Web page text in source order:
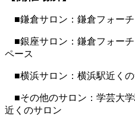
■鎌倉サロン：鎌倉フォー
■銀座サロン：鎌倉フォー
ペース
■横浜サロン：横浜駅近く
■その他のサロン：学芸大
近くのサロン